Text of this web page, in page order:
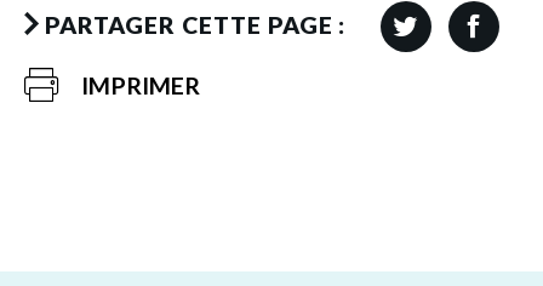
PARTAGER CETTE PAGE :
IMPRIMER